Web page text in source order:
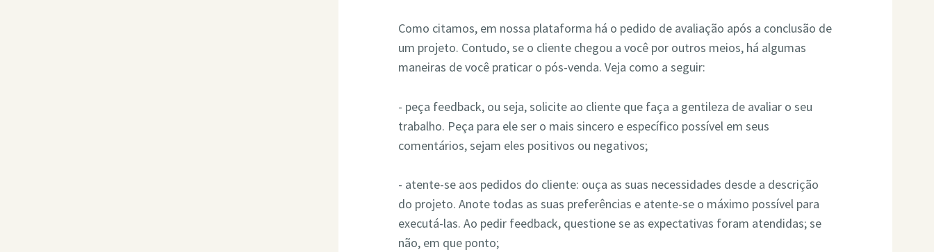
Como citamos, em nossa plataforma há o pedido de avaliação após a conclusão de
um projeto. Contudo, se o cliente chegou a você por outros meios, há algumas
maneiras de você praticar o pós-venda. Veja como a seguir:
- peça feedback, ou seja, solicite ao cliente que faça a gentileza de avaliar o seu
trabalho. Peça para ele ser o mais sincero e específico possível em seus
comentários, sejam eles positivos ou negativos;
- atente-se aos pedidos do cliente: ouça as suas necessidades desde a descrição
do projeto. Anote todas as suas preferências e atente-se o máximo possível para
executá-las. Ao pedir feedback, questione se as expectativas foram atendidas; se
não, em que ponto;